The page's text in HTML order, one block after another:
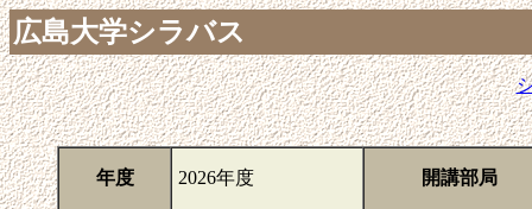
広島大学シラバス
年度 2026年度 開講部局